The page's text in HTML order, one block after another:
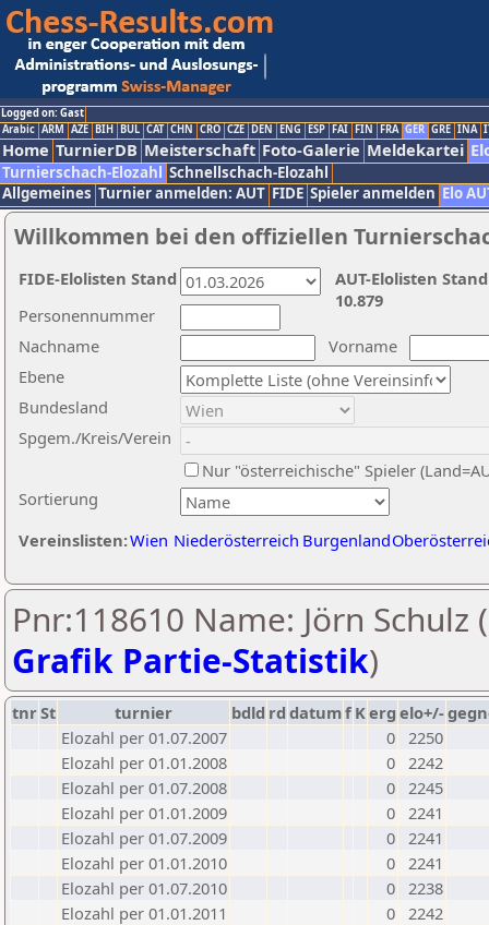
Logged on: Gast
Arabic ARM AZE BIH BUL CAT CHN CRO CZE DEN ENG ESP FAI FIN FRA GER GRE INA
Home TurnierDB Meisterschaft Foto-Galerie Meldekartei
Turnierschach-Elozahl Schnellschach-Elozahl
Allgemeines Turnier anmelden: AUT FIDE Spieler anmelden Elo
Willkommen bei den offiziellen
Nachname
Vorname
Ebene
Sortierung
Personennummer
Bundesland
Spgem./Kreis/Verein
Nur "österreichische" Spieler
Vereinslisten:Wien Niederösterreich Burgenland
AUT-Elolisten
10.879
FIDE-Elolisten Stand
Pnr:118610 Name: Jörn Schulz (
Grafik Partie-Statistik)
tnrSt turnier bdld rd datumf Kerg elo+/-
Elozahl per 01.07.2007
0 2250
Elozahl per 01.01.2008
0 2242
Elozahl per 01.07.2008
0 2245
Elozahl per 01.01.2009
0 2241
Elozahl per 01.07.2009
0 2241
Elozahl per 01.01.2010
0 2241
Elozahl per 01.07.2010
0 2238
Elozahl per 01.01.2011
0 2242